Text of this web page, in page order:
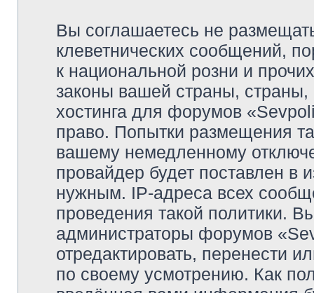
Вы соглашаетесь не
клеветнических сообщений,
к национальной розни и
законы вашей страны, страны,
хостинга для форумов
право. Попытки размещения
вашему немедленному
провайдер будет поставлен в
нужным. IP-адреса всех
проведения такой политики.
администраторы форумов
отредактировать, перенести
по своему усмотрению. Как